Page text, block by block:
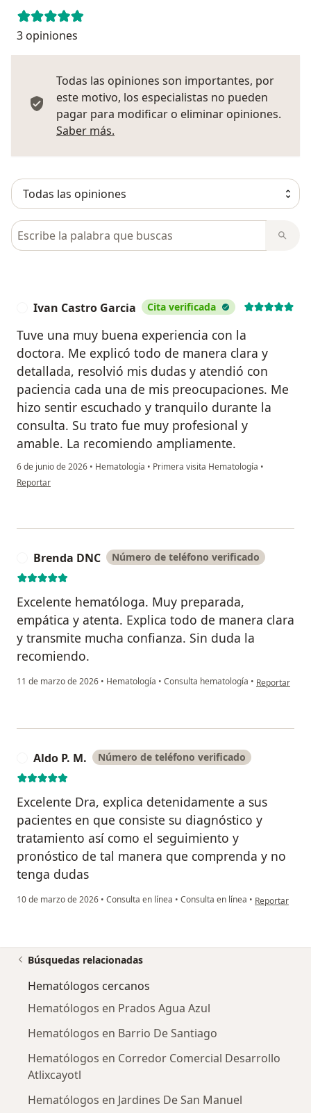
3 opiniones
Todas las opiniones son importantes, por
este motivo, los especialistas no pueden
pagar para modificar o eliminar opiniones.
Saber más.
Busca en opiniones
Ivan Castro Garcia Cita verificada
Tuve una muy buena experiencia con la
doctora. Me explicó todo de manera clara y
detallada, resolvió mis dudas y atendió con
paciencia cada una de mis preocupaciones. Me
hizo sentir escuchado y tranquilo durante la
consulta. Su trato fue muy profesional y
amable. La recomiendo ampliamente.
6 de junio de 2026 • Hematología • Primera visita Hematología •
en opinión del usuario Ivan Castro Garcia
Reportar
Brenda DNC Número de teléfono verificado
Excelente hematóloga. Muy preparada,
empática y atenta. Explica todo de manera clara
y transmite mucha confianza. Sin duda la
recomiendo.
11 de marzo de 2026 • Hematología • Consulta hematología • en opinión
Reportar
Aldo P. M. Número de teléfono verificado
Excelente Dra, explica detenidamente a sus
pacientes en que consiste su diagnóstico y
tratamiento así como el seguimiento y
pronóstico de tal manera que comprenda y no
tenga dudas
10 de marzo de 2026 • Consulta en línea • Consulta en línea • en opinión del
Reportar
Búsquedas relacionadas
Hematólogos cercanos
Hematólogos en Prados Agua Azul
Hematólogos en Barrio De Santiago
Hematólogos en Corredor Comercial Desarrollo
Atlixcayotl
Hematólogos en Jardines De San Manuel